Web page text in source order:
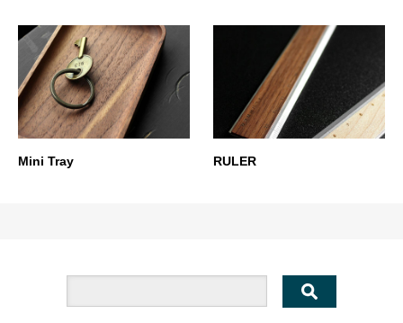
Mini Tray RULER